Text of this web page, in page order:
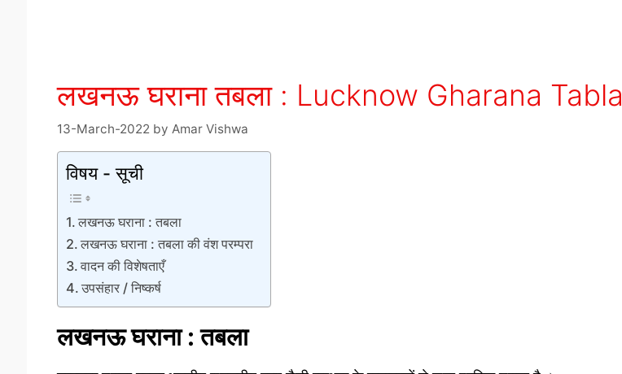
लखनऊ घराना तबला : Lucknow Gharana Tabla
13-March-2022 by Amar Vishwa
विषय - सूची
लखनऊ घराना : तबला
लखनऊ घराना : तबला की वंश परम्परा
वादन की विशेषताएँ
उपसंहार / निष्कर्ष
लखनऊ घराना : तबला